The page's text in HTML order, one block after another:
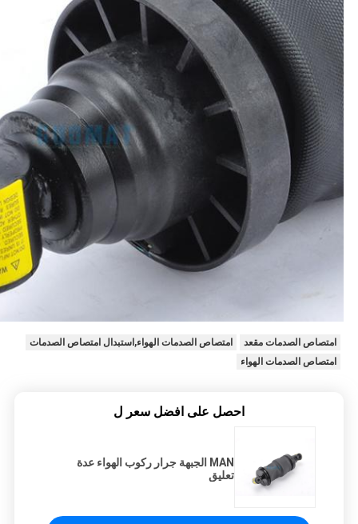
امتصاص الصدمات مقعد
امتصاص الصدمات الهواء,استبدال امتصاص الصدمات
امتصاص الصدمات الهواء
احصل على افضل سعر ل
MAN الجبهة جرار ركوب الهواء عدة
تعليق